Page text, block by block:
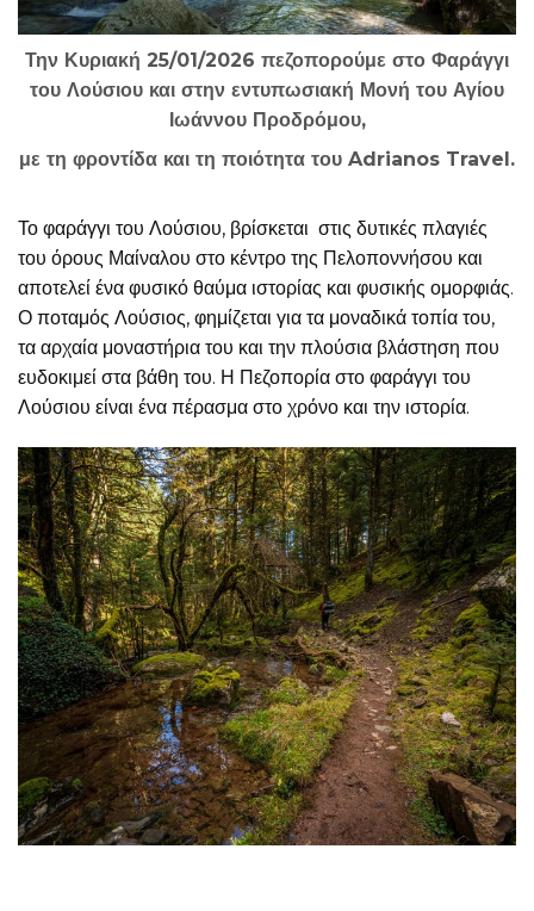
Την Κυριακή 25/01/2026 πεζοπορούμε στο Φαράγγι
του Λούσιου και στην εντυπωσιακή Μονή του Αγίου
Ιωάννου Προδρόμου,
με τη φροντίδα και τη ποιότητα του Adrianos Travel.
Το φαράγγι του Λούσιου, βρίσκεται στις δυτικές πλαγιές
του όρους Μαίναλου στο κέντρο της Πελοποννήσου και
αποτελεί ένα φυσικό θαύμα ιστορίας και φυσικής ομορφιάς.
Ο ποταμός Λούσιος, φημίζεται για τα μοναδικά τοπία του,
τα αρχαία μοναστήρια του και την πλούσια βλάστηση που
ευδοκιμεί στα βάθη του. Η Πεζοπορία στο φαράγγι του
Λούσιου είναι ένα πέρασμα στο χρόνο και την ιστορία.